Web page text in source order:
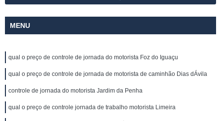
MENU
qual o preço de controle de jornada do motorista Foz do Iguaçu
qual o preço de controle de jornada de motorista de caminhão Dias dÁvila
controle de jornada do motorista Jardim da Penha
qual o preço de controle jornada de trabalho motorista Limeira